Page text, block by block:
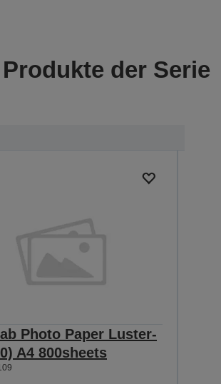
der Serie
Photo Paper Luster-
A4 800sheets